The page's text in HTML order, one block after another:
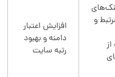
و
افزایش اعتبار
دامنه و بهبود
رتبه سایت